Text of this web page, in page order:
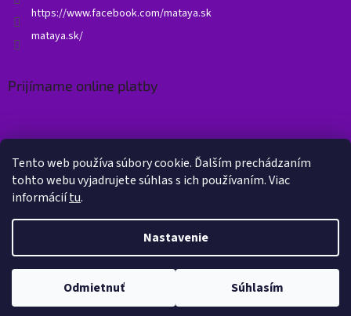
Tento web používa súbory cookie. Ďalším prechádzaním
tohto webu vyjadrujete súhlas s ich používaním. Viac
informáciítu.
Nastavenie
Odmietnuť Súhlasím
https://www.facebook.com/mataya.sk
mataya.sk/
Prijímame online platby
Copyright 2026Mataya.sk. Všetky práva vyhradené.Upraviť